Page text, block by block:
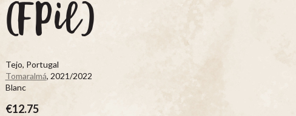
(FPil)
Tejo, Portugal
Tomaralmá, 2021/2022
Blanc
€12.75